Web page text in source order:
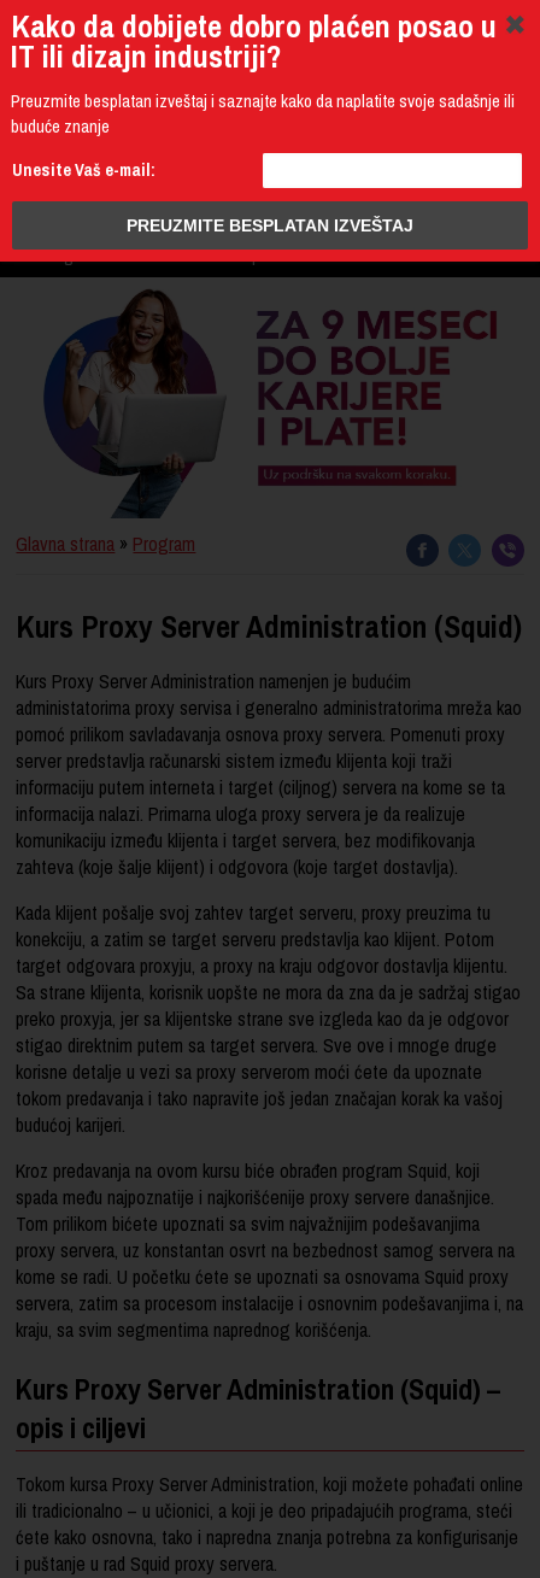
Kako da dobijete dobro plaćen posao u
IT ili dizajn industriji?
Preuzmite besplatan izveštaj i saznajte kako da naplatite svoje sadašnje ili
buduće znanje
Unesite Vaš e-mail: 011 4011 200
UPIS
ŠTA DOBIJATE
UČENJE NA DALJINU
DIPLOME I SERTIFIKATI
O IT AKADEMIJI
Programming Administration
3D Design & CAD
Mobile Development
Glavna strana » Program
Kurs Proxy Server Administration (Squid)
Kurs Proxy Server Administration namenjen je budućim
administatorima proxy servisa i generalno administratorima mreža kao
pomoć prilikom savladavanja osnova proxy servera. Pomenuti proxy
server predstavlja računarski sistem između klijenta koji traži
informaciju putem interneta i target (ciljnog) servera na kome se ta
informacija nalazi. Primarna uloga proxy servera je da realizuje
komunikaciju između klijenta i target servera, bez modifikovanja
zahteva (koje šalje klijent) i odgovora (koje target dostavlja).
Kada klijent pošalje svoj zahtev target serveru, proxy preuzima tu
konekciju, a zatim se target serveru predstavlja kao klijent. Potom
target odgovara proxyju, a proxy na kraju odgovor dostavlja klijentu.
Sa strane klijenta, korisnik uopšte ne mora da zna da je sadržaj stigao
preko proxyja, jer sa klijentske strane sve izgleda kao da je odgovor
stigao direktnim putem sa target servera. Sve ove i mnoge druge
korisne detalje u vezi sa proxy serverom moći ćete da upoznate
tokom predavanja i tako napravite još jedan značajan korak ka vašoj
budućoj karijeri.
Kroz predavanja na ovom kursu biće obrađen program Squid, koji
spada među najpoznatije i najkorišćenije proxy servere današnjice.
Tom prilikom bićete upoznati sa svim najvažnijim podešavanjima
proxy servera, uz konstantan osvrt na bezbednost samog servera na
kome se radi. U početku ćete se upoznati sa osnovama Squid proxy
servera, zatim sa procesom instalacije i osnovnim podešavanjima i, na
kraju, sa svim segmentima naprednog korišćenja.
Kurs Proxy Server Administration (Squid) –
opis i ciljevi
Tokom kursa Proxy Server Administration, koji možete pohađati online
ili tradicionalno – u učionici, a koji je deo pripadajućih programa, steći
ćete kako osnovna, tako i napredna znanja potrebna za konfigurisanje
i puštanje u rad Squid proxy servera.